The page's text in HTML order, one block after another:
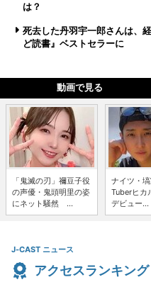
は？
死去した丹羽宇一郎さんは、
ど読書』ベストセラーに
動画で見る
「鬼滅の刃」禰豆子役
の声優・鬼頭明里の姿
にネット騒然 ...
ナイツ・
Tuberヒカ
デビュー...
J-CAST ニュース
アクセスランキング